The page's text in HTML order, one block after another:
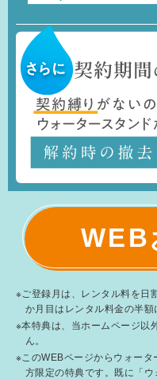
WEB
※ご登録月は、レンタル料を日
か月目はレンタル料金の半額
※本特典は、当ホームページ以
ん。
※このWEBページからウォー
方限定の特典です。既に「